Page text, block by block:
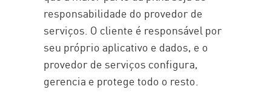
responsabilidade do provedor de
serviços. O cliente é responsável por
seu próprio aplicativo e dados, e o
provedor de serviços configura,
gerencia e protege todo o resto.